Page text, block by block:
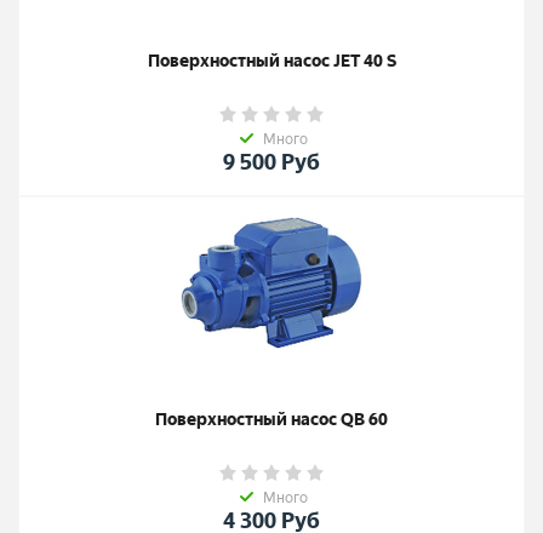
Поверхностный насос JET 40 S
Много
9 500 Руб
Поверхностный насос QB 60
Много
4 300 Руб